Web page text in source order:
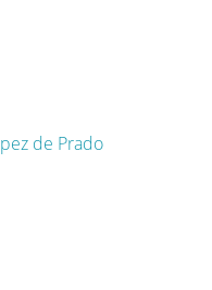
de Prado